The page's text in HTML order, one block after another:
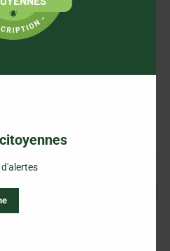
de Maria-Chapdelaine est
détaille les stratégies
en œuvre en conformité avec
du territoire forestier et la
(CGT) conclue avec le
et des Forêts.
complet